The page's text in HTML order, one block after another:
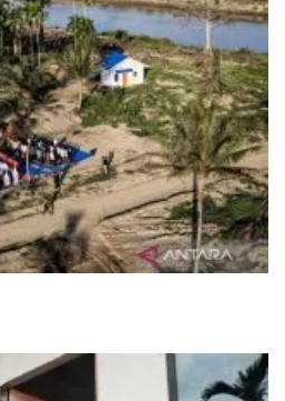
pengingat sujud penyintas